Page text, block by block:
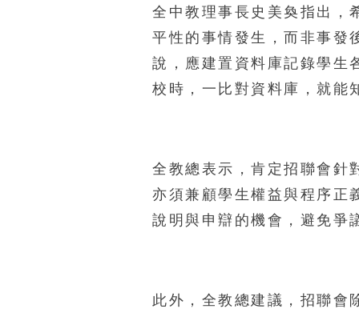
全中教理事長史美奐指出，
平性的事情發生，而非事發
說，應建置資料庫記錄學生
校時，一比對資料庫，就能
全教總表示，肯定招聯會針
亦須兼顧學生權益與程序正
說明與申辯的機會，避免爭
此外，全教總建議，招聯會